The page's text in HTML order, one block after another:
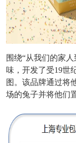
围绕“从我们的家
味，开发了受19世
图。该品牌通过将
场的兔子并将他们